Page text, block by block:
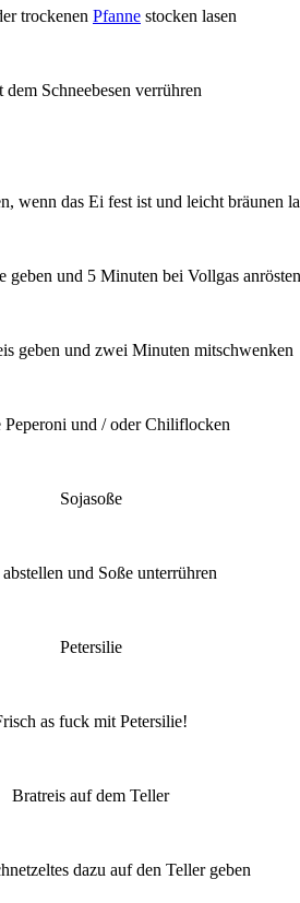
trockenen Pfanne stocken lasen
dem Schneebesen verrühren
wenn das Ei fest ist und leicht bräunen
geben und 5 Minuten bei Vollgas anrösten
geben und zwei Minuten mitschwenken
Peperoni und / oder Chiliflocken
Sojasoße
und Soße unterrühren
Petersilie
as fuck mit Petersilie!
Bratreis auf dem Teller
dazu auf den Teller geben